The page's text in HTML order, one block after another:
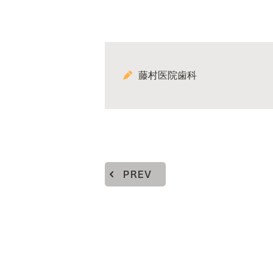
藤村医院歯科
PREV